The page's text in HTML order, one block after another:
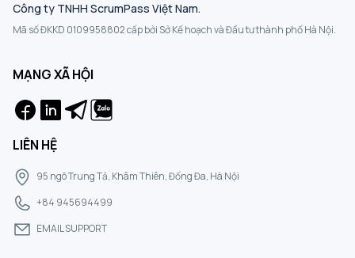
Công ty TNHH ScrumPass Việt Nam.
Mã số ĐKKD 0109958802 cấp bởi Sở Kế hoạch và Đầu tư thành phố Hà Nội.
MẠNG XÃ HỘI
LIÊN HỆ
95 ngõ Trung Tả, Khâm Thiên, Đống Đa, Hà Nội
+84 945694499
EMAIL SUPPORT